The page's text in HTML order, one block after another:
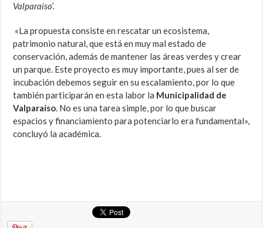
Valparaíso’.
«La propuesta consiste en rescatar un ecosistema,
patrimonio natural, que está en muy mal estado de
conservación, además de mantener las áreas verdes y crear
un parque. Este proyecto es muy importante, pues al ser de
incubación debemos seguir en su escalamiento, por lo que
también participarán en esta labor la Municipalidad de
Valparaíso. No es una tarea simple, por lo que buscar
espacios y financiamiento para potenciarlo era fundamental»,
concluyó la académica.